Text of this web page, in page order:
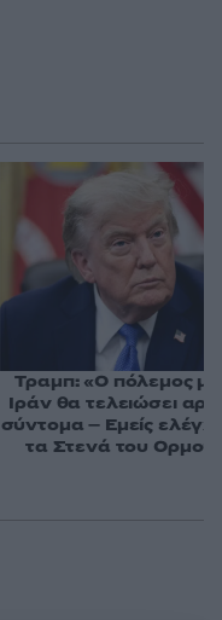
Τραμπ: «Ο πόλεμος με
Ιράν θα τελειώσει
σύντομα – Εμείς
τα Στενά του